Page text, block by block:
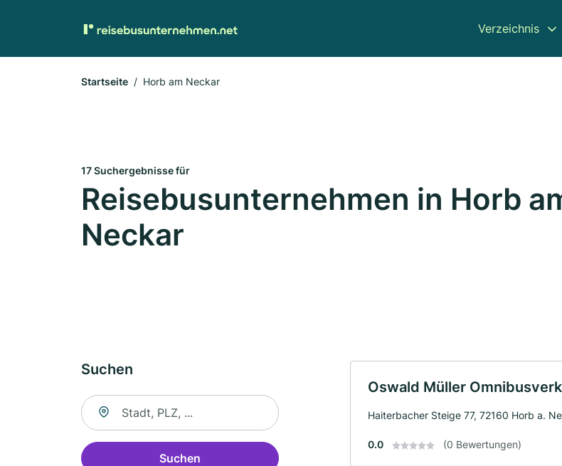
Verzeichnis
Startseite Horb am Neckar
17 Suchergebnisse für
Reisebusunternehmen in Horb
Neckar
Suchen
Suche nach Ort
Suchen
Oswald Müller
Haiterbacher Steige 77, 72160 Horb a.
0.0 (0 Bewertungen)